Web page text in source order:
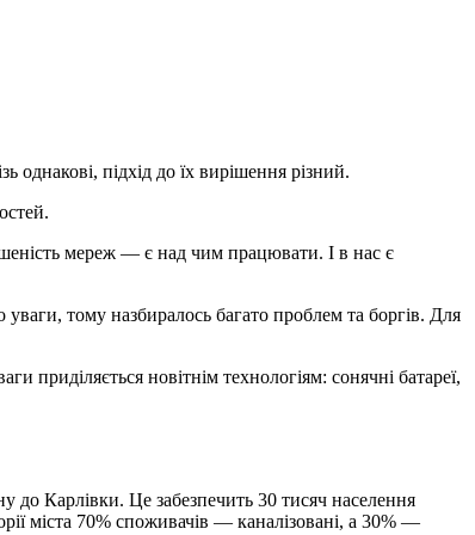
однакові, підхід до їх вирішення різний.
мереж — є над чим працювати. І в нас є
тому назбиралось багато проблем та боргів. Для
приділяється новітнім технологіям: сонячні батареї,
до Карлівки. Це забезпечить 30 тисяч населення
міста 70% споживачів — каналізовані, а 30% —